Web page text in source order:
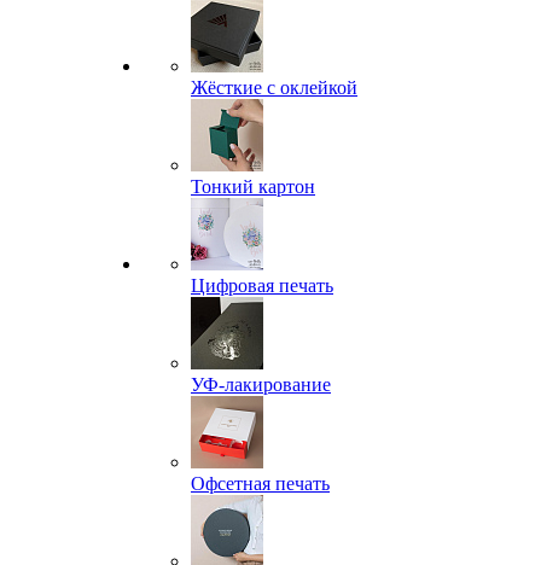
Жёсткие с оклейкой
Тонкий картон
Цифровая печать
УФ-лакирование
Офсетная печать